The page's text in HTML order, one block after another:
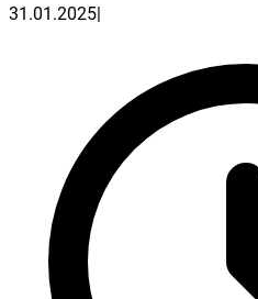
31.01.2025